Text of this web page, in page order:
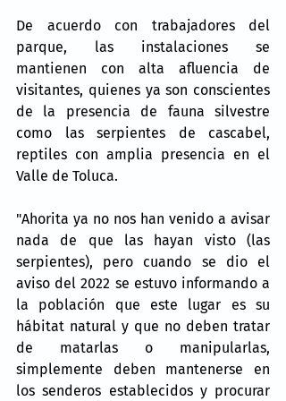
De acuerdo con trabajadores del
parque, las instalaciones se
mantienen con alta afluencia de
visitantes, quienes ya son conscientes
de la presencia de fauna silvestre
como las serpientes de cascabel,
reptiles con amplia presencia en el
Valle de Toluca.
"Ahorita ya no nos han venido a avisar
nada de que las hayan visto (las
serpientes), pero cuando se dio el
aviso del 2022 se estuvo informando a
la población que este lugar es su
hábitat natural y que no deben tratar
de matarlas o manipularlas,
simplemente deben mantenerse en
los senderos establecidos y procurar